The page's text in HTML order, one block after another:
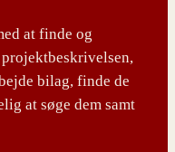
at finde og
bilag, finde de
at søge dem samt